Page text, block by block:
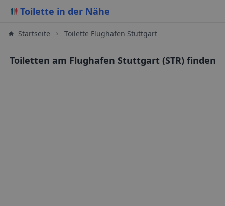
Toilette in der Nähe
Startseite Toilette Flughafen Stuttgart
Toiletten am Flughafen Stuttgart (STR) finden